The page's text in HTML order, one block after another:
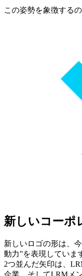
この姿勢を象徴する
新しいコーポ
新しいロゴの形は、
動力”を表現していま
2つ並んだ矢印は、
企業、そしてLRMメ